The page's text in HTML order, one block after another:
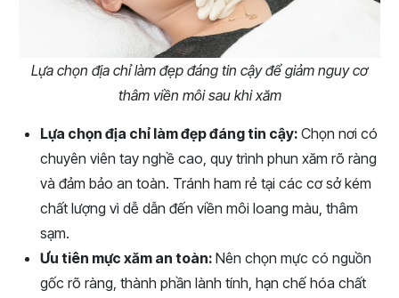
Lựa chọn địa chỉ làm đẹp đáng tin cậy để giảm nguy cơ
thâm viền môi sau khi xăm
Lựa chọn địa chỉ làm đẹp đáng tin cậy: Chọn nơi có
chuyên viên tay nghề cao, quy trình phun xăm rõ ràng
và đảm bảo an toàn. Tránh ham rẻ tại các cơ sở kém
chất lượng vì dễ dẫn đến viền môi loang màu, thâm
sạm.
Ưu tiên mực xăm an toàn: Nên chọn mực có nguồn
gốc rõ ràng, thành phần lành tính, hạn chế hóa chất